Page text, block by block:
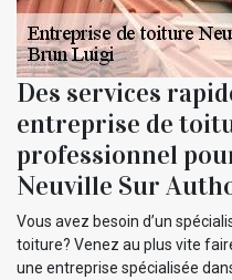
Des services
entreprise de
professionnel
Neuville Sur
Vous avez besoin d’un
toiture? Venez au plus vite
une entreprise spécialisée